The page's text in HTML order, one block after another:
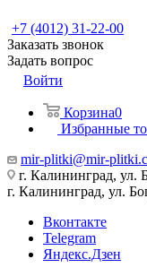
+7 (4012) 31-22-00
Заказать звонок
Задать вопрос
Войти
Корзина0
Избранные
mir-plitki@mir-
г. Калининград, ул.
г. Калининград, ул.
Вконтакте
Telegram
Яндекс.Дзен